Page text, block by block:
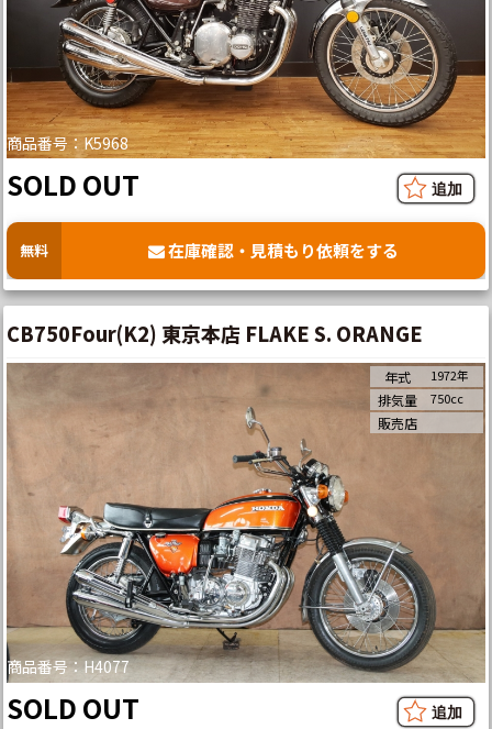
商品番号：K5968
SOLD OUT
無料 在庫確認・見積もり依頼をする
CB750Four(K2) 東京本店 FLAKE S. ORANGE
商品番号：H4077
年式 1972年
排気量 750cc
販売店
SOLD OUT